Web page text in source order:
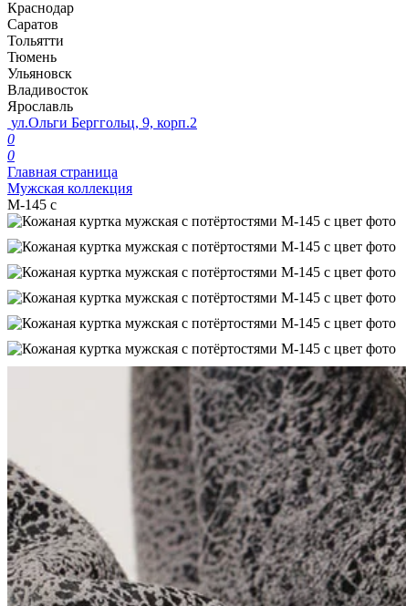
Краснодар
Саратов
Тольятти
Тюмень
Ульяновск
Владивосток
Ярославль
ул.Ольги Берггольц, 9, корп.2
0
0
Главная страница
Мужская коллекция
М-145 c